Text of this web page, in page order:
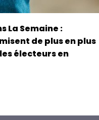
La Semaine :
de plus en plus
électeurs en